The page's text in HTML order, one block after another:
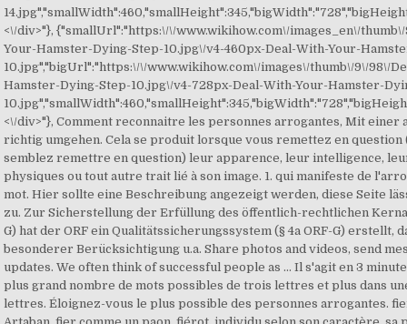
<\/div>"}, {"smallUrl":"https:\/\/www.wikihow.com\/images_en\/
Your-Hamster-Dying-Step-10.jpg\/v4-460px-Deal-With-Your-
10.jpg","bigUrl":"https:\/\/www.wikihow.com\/images\/thumb\/9\/98\/
Hamster-Dying-Step-10.jpg\/v4-728px-Deal-With-Your-Hamster-
<\/div>"}, Comment reconnaitre les personnes arrogantes, Mit einer arroganten Person richtig umgehen. Cela se produit lorsque vous remettez en question (ou lorsque vous semblez remettre en question) leur apparence, leur intelligence, leurs capacités physiques ou tout autre trait lié à son image. 1. qui manifeste de l'arrogance. Sens du mot. Hier sollte eine Beschreibung angezeigt werden, diese Seite lässt dies jedoch nicht zu. Zur Sicherstellung der Erfüllung des öffentlich-rechtlichen Kernauftrages (§ 4 ORF-G) hat der ORF ein Qualitätssicherungssystem (§ 4a ORF-G) erstellt, das unter besonderer Berücksichtigung u.a. Share photos and videos, send messages and get updates. We often think of successful people as … Il s'agit en 3 minutes de trouver le plus grand nombre de mots possibles de trois lettres et plus dans une grille de 16 lettres. Éloignez-vous le plus possible des personnes arrogantes. fier, fier comme Artaban, fier comme un paon, fiérot, individu selon son caractère, sa psychologie, Va contre un arrogant éprouver ton courage, L'arrogante ! 17 e siècle 17 e s. définitions. La plupart des définitions du français sont proposées par SenseGates et comportent un approfondissement avec Littré et plusieurs auteurs techniques spécialisés. Au quotidien, une personne arrogante va en effet avoir un désir de dominer, mais aussi une sorte de sur-confiance dans sa capacité à gagner. De la même façon, il existe de nombreuses personnes plus anxieuses qu'arrogantes et c'est cette anxiété qui les amène à dominer la conversation et à vouloir prouver qu'elles valent autant que vous. Après un click sur le bouton démarrer, vous devrez remplir un petit questionnaire. wikiHow est un wiki, ce qui veut dire que de nombreux articles sont rédigés par plusieurs auteurs(es). Elle pourrait aussi s'attribuer les mérites de choses qu'elle n'a pas accomplies au lieu de reconnaitre l'intervention des autres. II, 4), • À ce compte, arrogante, un fantôme nouveau Te donne cette audace et cette confiance (CORN. 183)— Il devint à la fin arrogant et cruel (AMYOT Lysand. Inst. Même si c'est difficile, ne détestez pas les personnes arrogantes. L'encyclopédie française bénéficie de la licence Wikipedia (GNU). Comment savoir si vous êtes débile ou arrogant. Il convient de les replacer dans le contexte historique et sociétal dans lequel elles ont été rédigées. Par exemple, si une personne arrogante a grandi dans la pauvreté avant de devenir riche, elle pourrait être snob vis-à-vis des choses qu'elle peut maintenant se payer, car elle dissimule la peur de la pauvreté qu'elle avait dans le passé. Comment puis-je redevenir la personne calme que j'étais autrefois? et n. orgueilleuse definition in French dictionary, orgueilleuse meaning, synonyms, see also 'orgueilleusement',orgueilleux',orgueilleux de',orgueil'. Les jeux de lettre français sont : Une personne arrogante ne va pas réfléchir à son propre comportement et s'analyser, c'est pourquoi elle ne va pas voir ses propres défauts. Arrogance definition is - an attitude of superiority manifested in an overbearing manner or in presumptuous claims or assumptions. Une grande quantité de vulnérabilité se cache souvent derrière l'arrogance. En savoir plus. Au lieu d'y trouver une solution, elles ont enfoui le problème. ○ Anagrammes Le service web Alexandria est motorisé par Memodata pour faciliter les recherches sur Ebay. En règle générale, les personnes arrogantes voient les personnes qu'elles n'aiment pas comme des menaces pour leur petit monde parfait. Sens du mot. 3. Une personne qui s'amuse du malheur des autres cherche simplement à faire rire facilement les autres et ne se soucie pas de ce que cette personne ressent. St Gen. V, 5). Cela ne va pas créer une situation meilleure. Définition de arrogant dans le dictionnaire français en ligne. Chaque définition comme celle de Arrogant, Ante est issue du Dictionnaire de la langue française d'Émile Littré dont la rédaction dura de 1847 à 1865. voir la définition de arrogante dans le Littré, dédaigneux, hautain, outrecuidant, supérieur, altier, audacieux, bêcheur, blanc-bec, blessant, cavalier, condescendant, dédaigneux, désinvolte, faraud, fat, fier, hardi, haut, hautain, impertinent, important, impudent, inabordable, insolent, insultant, méprisant, orgueilleux, outrecuidant, présomptueux, prétentieux, provocant, renchéri, rogue, sot, sourcilleux, suffisant, superbe, supérieur, ↘ arrogamment, arrogance, avec arrogance, hauteur, morgue, suffisance, qualificatif de défaut du caractère[Classe...], assurance, confiance en soi - confiance - avec assurance, en toute certitude - confiance[Dérivé], fièrement - amour-propre, fierté, hauteur, orgueil[Dérivé], SubjectiveAssessmentAttribute (en)[Domaine], fier, fier comme Artaban, fier comme un paon, fiérot[Similaire], individu selon son caractère, sa psychologie[Classe...]. Arrogant definition: Someone who is arrogant behaves in a proud, unpleasant way towards other people because... | Meaning, pronunciation, translations and examples Paroles arrogantes. Épreuve ou course dans laquelle on donne à tous les concurrents les mêmes chances de succès en leur imposant un surplus de temps, de points, de poids ou de distance proportionnel à leurs capacités. Create an account or log into Facebook. Les personnes arrogantes ont beaucoup de mal à accepter les excuses. Même si vous avez très envie de leur répondre quelque chose de méchant, ne le faites pas. ARROGER) ; provenç. D'un autre côté, en apprenant à gérer leurs petits écarts, vous arriverez à les aider à mieux s'entendre avec les autres pendant les travaux en équipe, sur leur lieu de travail, pendant des matchs sportifs, etc., seulement si elles sont au courant que vous n'allez pas tolérer leur comportement. How to use arrogant in a sentence. Astuce: parcourir les champs sémantiques du dictionnaire analogique en plusieurs langues pour mieux apprendre avec sensagent. Obtenir des informations en XML pour filtrer le meilleur contenu. Un homme arrogant. Les personnes arrogantes ont un besoin important de bien se faire voir. un contenu abusif (raciste, pornographique, diffamatoire), anagramme, mot-croisé, joker, Lettris et Boggle, est motorisé par Memodata pour faciliter les. et ital. Believes that he/she is better than you/everybody and has the right to judge everyone, but no one is allowed to judge them. et ital. Ainsi, au lieu d'accepter que le monde agisse complètement au hasard et parfois contrairement à leurs propres préférences, les personnes arrogantes essaient de tout contrôler, y compris les gens, ce qui bien sûr n'est pas possible. Avez-vous l'impression de toujours croiser le chemin de personnes bloquées sur elles-mêmes, intolérantes, mal élevées ou simplement arrogantes ? Fait-elle des blagues à propos de personnes dont elle ne devrait pas se moquer ? N'attaquez pas son monde imaginaire. Vous pouvez faire la différence entre ces deux types en observant leur taux d'empathie. Cela pourrait aussi être causé par des abus, une maladie ou un harcèlement. dict.cc German-English Dictionary: Translation for arrogante Person adj. wikiHow is a “wiki,” similar to Wikipedia, which means that many of our articles are co-written by multiple authors. Arrogance is a trait that society often values and rewards, particularly in arenas such as politics and business. Cid, I, 9) • L'arrogante ! Cet article a été consulté 31 968 fois. der Unabhängigkeit und Eigenverantwortlichkeit aller programmgestaltenden Mitarbeiter/innen und der Freiheit der journalistischen Berufsausübung besondere Kriterien und Verfahren definiert. Une fenêtre (pop-into) d'information (contenu principal de Sensagent) est invoquée un double-clic sur n'importe quel mot de votre page web. Informations sur arrogant dans le dictionnaire gratuit en ligne